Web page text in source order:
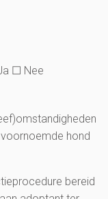
☐ Nee
hond
bereid